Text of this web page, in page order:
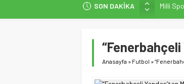
SON DAKİKA
Milli
“Fenerbahçeli
Anasayfa » Futbol »